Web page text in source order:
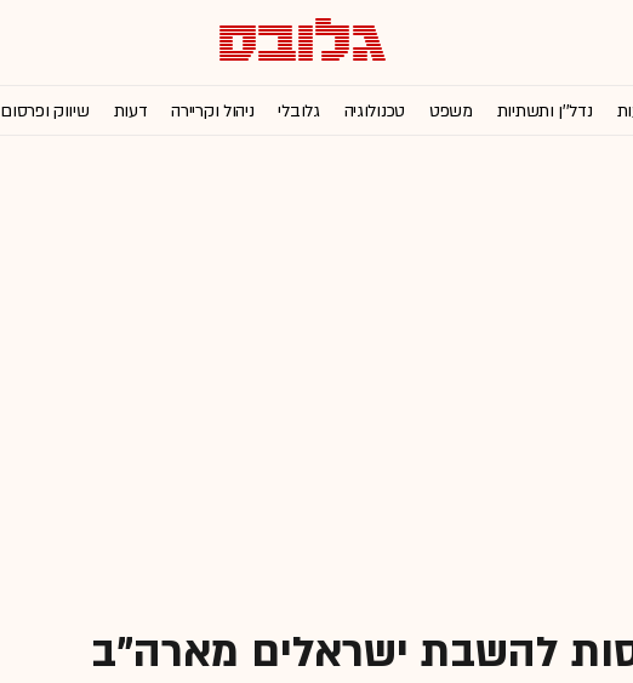
נדל''ן ותשתיות משפט טכנולוגיה גלובלי ניהול וקריירה דעות שיווק ופרסום
להשבת ישראלים מארה"ב